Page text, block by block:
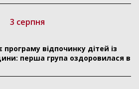
3 серпня
відпочинку дітей із
перша група оздоровилася в